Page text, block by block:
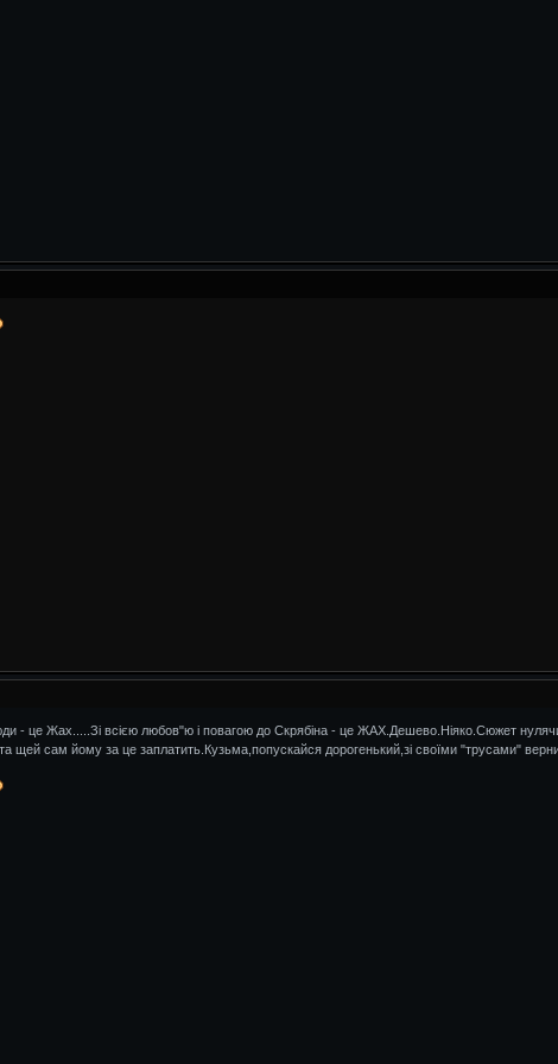
- це Жах.....Зі всією любов"ю і повагою до Скрябіна - це ЖАХ.Дешево.Ніяко.Сюжет
та щей сам йому за це заплатить.Кузьма,попускайся дорогенький,зі своїми "трусами"